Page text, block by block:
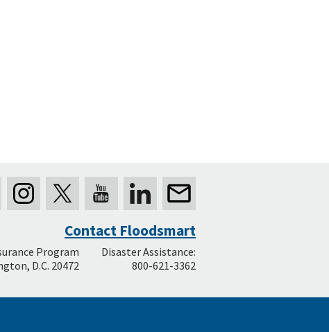
Contact Floodsmart
Program
D.C. 20472
Disaster Assistance:
800-621-3362